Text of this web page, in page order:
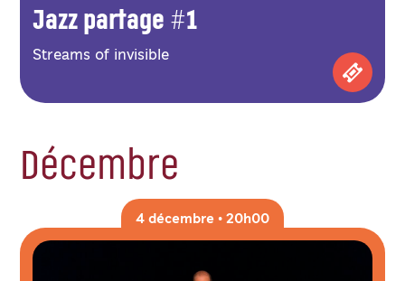
Jazz partage #1
Streams of invisible
Décembre
4 décembre • 20h00